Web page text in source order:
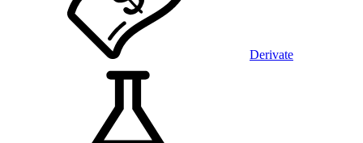
Derivate